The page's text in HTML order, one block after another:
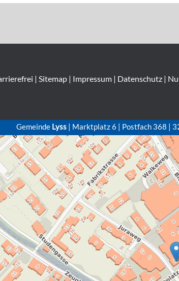
| Sitemap| Impressum| Datenschutz|
Gemeinde Lyss | Marktplatz 6 | Postfach 368 |